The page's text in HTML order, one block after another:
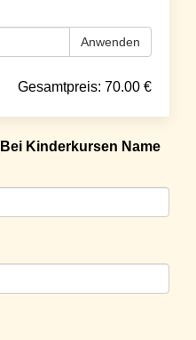
Anwenden
Gesamtpreis: 70.00 €
Kinderkursen Name